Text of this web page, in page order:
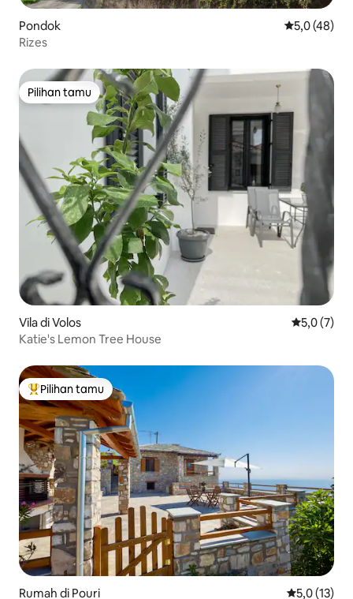
Pondok Nilai rata-
5,0 (48)
Rizes
Pilihan tamu
Pilihan tamu
Vila di Volos Nilai rata-
5,0 (7)
Katie's Lemon Tree House
Pilihan tamu terpopuler
Pilihan tamu
Rumah di Pouri Nilai rata-
5,0 (13)